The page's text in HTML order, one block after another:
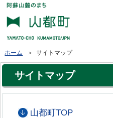
ホーム ＞ サイトマップ
サイトマップ
山都町TOP